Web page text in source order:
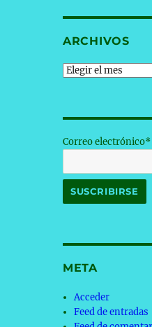
ARCHIVOS
Archivos
Correo electrónico*
META
Acceder
Feed de entradas